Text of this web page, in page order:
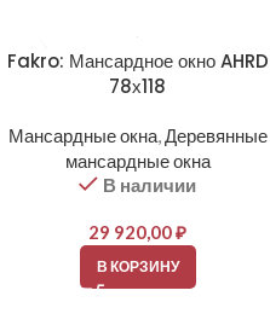
Fakro: Мансардное окно AHRD
78х118
Мансардные окна,Деревянные
мансардные окна
В наличии
29 920,00₽
В КОРЗИНУ